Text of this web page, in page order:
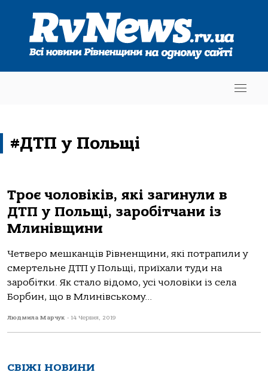
#ДТП у Польщі
Троє чоловіків, які загинули в
ДТП у Польщі, заробітчани із
Млинівщини
Четверо мешканців Рівненщини, які потрапили у
смертельне ДТП у Польщі, приїхали туди на
заробітки. Як стало відомо, усі чоловіки із села
Борбин, що в Млинівському...
Людмила Марчук - 14 Червня, 2019
СВІЖІ НОВИНИ